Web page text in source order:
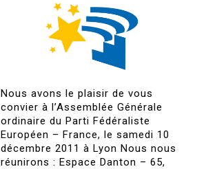
Nous avons le plaisir de vous
convier à l’Assemblée Générale
ordinaire du Parti Fédéraliste
Européen – France, le samedi 10
décembre 2011 à Lyon Nous nous
réunirons : Espace Danton – 65,